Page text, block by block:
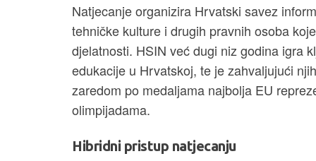
Natjecanje organizira Hrvatski savez
tehničke kulture i drugih pravnih osoba
djelatnosti. HSIN već dugi niz godina igra
edukacije u Hrvatskoj, te je zahvaljujući
zaredom po medaljama najbolja EU
olimpijadama.
Hibridni pristup natjecanju